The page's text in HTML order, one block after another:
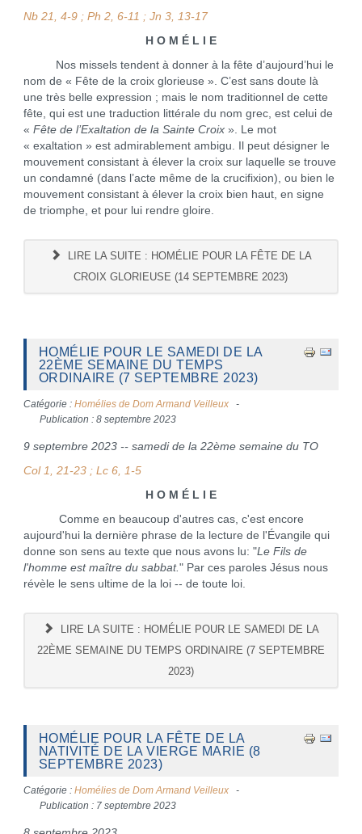
Nb 21, 4-9 ; Ph 2, 6-11 ; Jn 3, 13-17
H O M É L I E
Nos missels tendent à donner à la fête d’aujourd’hui le
nom de « Fête de la croix glorieuse ». C’est sans doute là
une très belle expression ; mais le nom traditionnel de cette
fête, qui est une traduction littérale du nom grec, est celui de
« Fête de l’Exaltation de la Sainte Croix». Le mot
« exaltation » est admirablement ambigu. Il peut désigner le
mouvement consistant à élever la croix sur laquelle se trouve
un condamné (dans l’acte même de la crucifixion), ou bien le
mouvement consistant à élever la croix bien haut, en signe
de triomphe, et pour lui rendre gloire.
LIRE LA SUITE : HOMÉLIE POUR LA FÊTE DE LA
CROIX GLORIEUSE (14 SEPTEMBRE 2023)
HOMÉLIE POUR LE SAMEDI DE LA
22ÈME SEMAINE DU TEMPS
ORDINAIRE (7 SEPTEMBRE 2023)
Catégorie : Homélies de Dom Armand Veilleux
Publication : 8 septembre 2023
9 septembre 2023 -- samedi de la 22ème semaine du TO
Col 1, 21-23 ; Lc 6, 1-5
H O M É L I E
Comme en beaucoup d'autres cas, c'est encore
aujourd'hui la dernière phrase de la lecture de l'Évangile qui
donne son sens au texte que nous avons lu: "Le Fils de
l'homme est maître du sabbat." Par ces paroles Jésus nous
révèle le sens ultime de la loi -- de toute loi.
LIRE LA SUITE : HOMÉLIE POUR LE SAMEDI DE LA
22ÈME SEMAINE DU TEMPS ORDINAIRE (7 SEPTEMBRE
2023)
HOMÉLIE POUR LA FÊTE DE LA
NATIVITÉ DE LA VIERGE MARIE (8
SEPTEMBRE 2023)
Catégorie : Homélies de Dom Armand Veilleux
Publication : 7 septembre 2023